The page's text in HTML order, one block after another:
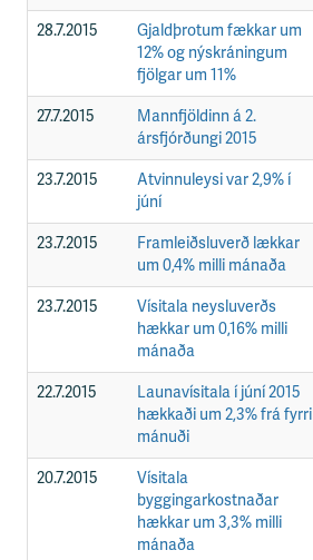
28.7.2015
Gjaldþrotum fækkar um
12% og nýskráningum
fjölgar um 11%
27.7.2015
Mannfjöldinn á 2.
ársfjórðungi 2015
23.7.2015
Atvinnuleysi var 2,9% í
júní
23.7.2015
Framleiðsluverð lækkar
um 0,4% milli mánaða
23.7.2015
Vísitala neysluverðs
hækkar um 0,16% milli
mánaða
22.7.2015
Launavísitala í júní 2015
hækkaði um 2,3% frá fyrri
mánuði
20.7.2015
Vísitala
byggingarkostnaðar
hækkar um 3,3% milli
mánaða